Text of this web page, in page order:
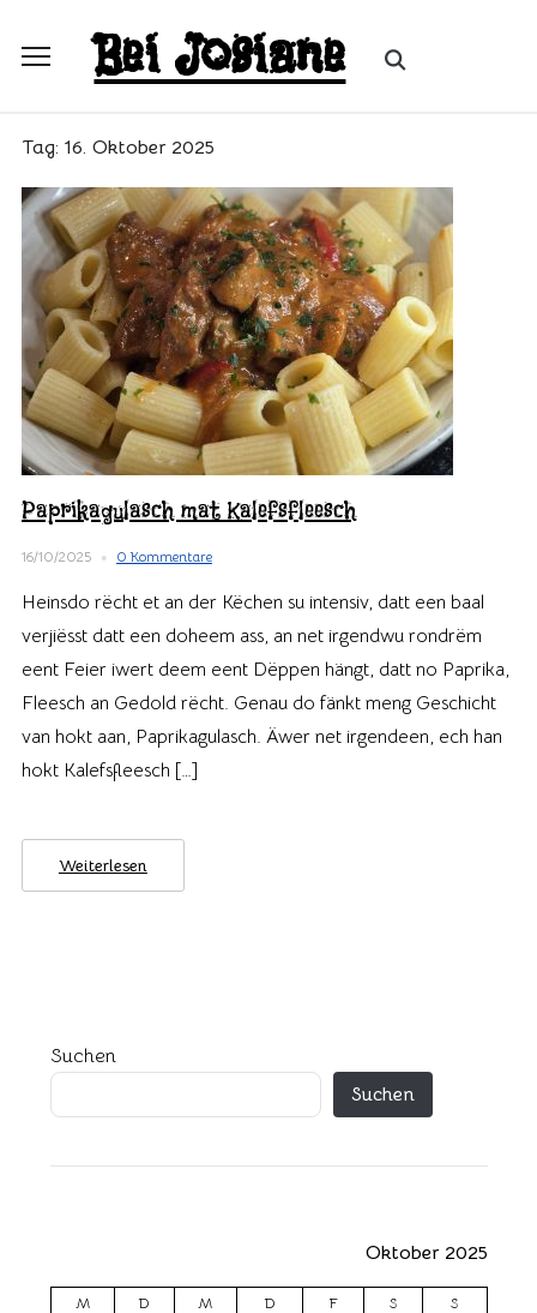
content
Bei Josiane
Search
Toggle
navigation
Tag: 16. Oktober 2025
Paprikagulasch mat Kalefsfleesch
16/10/2025 0 Kommentare
Heinsdo rëcht et an der Këchen su intensiv, datt een baal
verjiësst datt een doheem ass, an net irgendwu rondrëm
eent Feier iwert deem eent Dëppen hängt, datt no Paprika,
Fleesch an Gedold rëcht. Genau do fänkt meng Geschicht
van hokt aan, Paprikagulasch. Äwer net irgendeen, ech han
hokt Kalefsfleesch […]
Weiterlesen
Suchen
Suchen
Oktober 2025
M D M D F S S